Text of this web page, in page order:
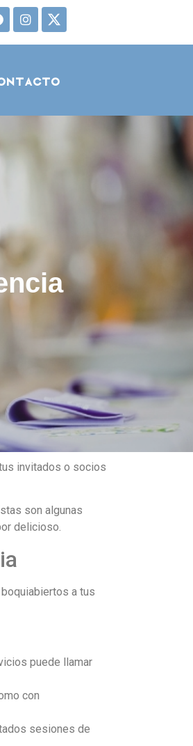
invitados o socios
son algunas
delicioso.
a tus
puede llamar
con
sesiones de